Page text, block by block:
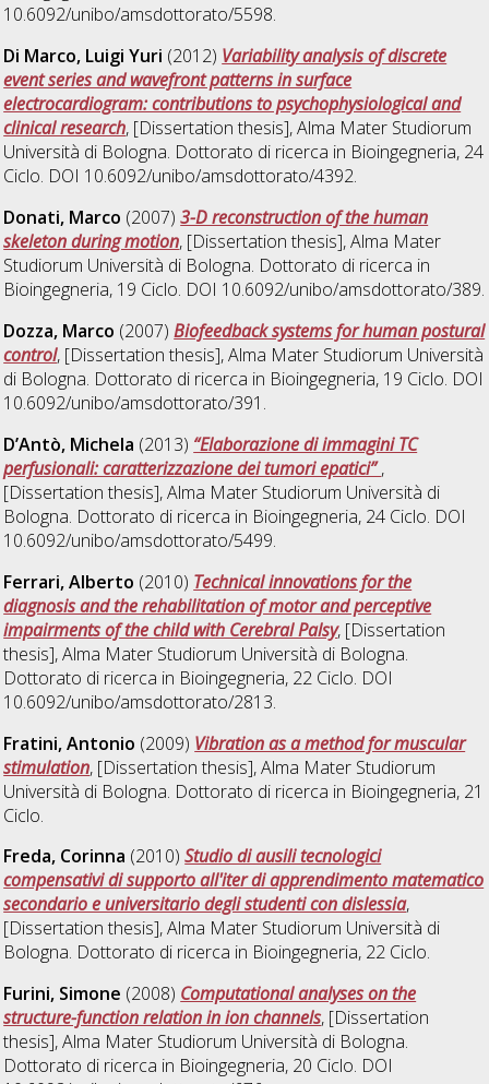
10.6092/unibo/amsdottorato/5598.
Di Marco, Luigi Yuri (2012) Variability analysis of discrete
event series and wavefront patterns in surface
electrocardiogram: contributions to psychophysiological and
clinical research, [Dissertation thesis], Alma Mater Studiorum
Università di Bologna. Dottorato di ricerca in Bioingegneria, 24
Ciclo. DOI 10.6092/unibo/amsdottorato/4392.
Donati, Marco (2007)3-D reconstruction of the human
skeleton during motion, [Dissertation thesis], Alma Mater
Studiorum Università di Bologna. Dottorato di ricerca in
Bioingegneria, 19 Ciclo. DOI 10.6092/unibo/amsdottorato/389.
Dozza, Marco (2007)Biofeedback systems for human postural
control, [Dissertation thesis], Alma Mater Studiorum Università
di Bologna. Dottorato di ricerca in Bioingegneria, 19 Ciclo. DOI
10.6092/unibo/amsdottorato/391.
D’Antò, Michela (2013) “Elaborazione di immagini TC
perfusionali: caratterizzazione dei tumori epatici”,
[Dissertation thesis], Alma Mater Studiorum Università di
Bologna. Dottorato di ricerca in Bioingegneria, 24 Ciclo. DOI
10.6092/unibo/amsdottorato/5499.
Ferrari, Alberto (2010) Technical innovations for the
diagnosis and the rehabilitation of motor and perceptive
impairments of the child with Cerebral Palsy, [Dissertation
thesis], Alma Mater Studiorum Università di Bologna.
Dottorato di ricerca in Bioingegneria, 22 Ciclo. DOI
10.6092/unibo/amsdottorato/2813.
Fratini, Antonio (2009) Vibration as a method for muscular
stimulation, [Dissertation thesis], Alma Mater Studiorum
Università di Bologna. Dottorato di ricerca in Bioingegneria, 21
Ciclo.
Freda, Corinna (2010)Studio di ausili tecnologici
compensativi di supporto all'iter di apprendimento matematico
secondario e universitario degli studenti con dislessia,
[Dissertation thesis], Alma Mater Studiorum Università di
Bologna. Dottorato di ricerca in Bioingegneria, 22 Ciclo.
Furini, Simone (2008) Computational analyses on the
structure-function relation in ion channels, [Dissertation
thesis], Alma Mater Studiorum Università di Bologna.
Dottorato di ricerca in Bioingegneria, 20 Ciclo. DOI